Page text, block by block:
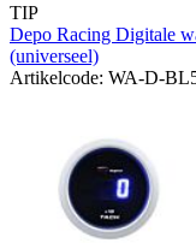
TIP
Depo Racing Digitale
(universeel)
Artikelcode: WA-D-